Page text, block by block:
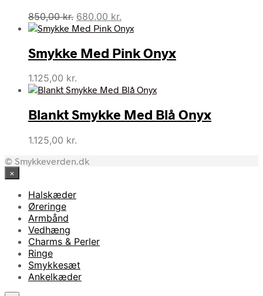
850,00kr. Den
oprindelige
var:
850,00 kr..
680,00 kr.
aktuelle
er:
680,00 kr..
Smykke Med Pink Onyx
1.125,00 kr.
Blankt Smykke Med Blå Onyx
1.125,00 kr.
© Smykkeverden.dk
×
Halskæder
Øreringe
Armbånd
Vedhæng
Charms & Perler
Ringe
Smykkesæt
Ankelkæder